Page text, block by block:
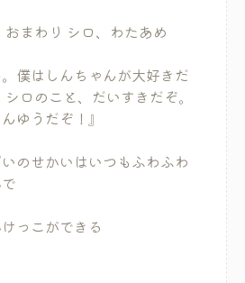
まわり シロ、わたあめ
。僕はしんちゃんが大好きだ
ロのこと、だいすきだぞ。
ゆうだぞ！』
のせかいはいつもふわふわ
っこができる